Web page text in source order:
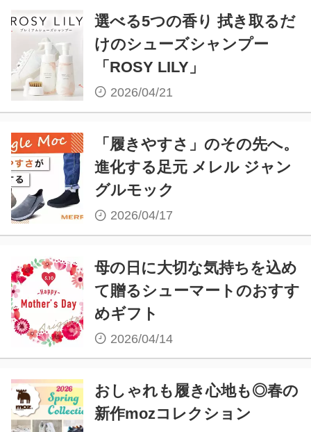
選べる5つの香り 拭き取るだ
けのシューズシャンプー
「ROSY LILY」
2026/04/21
「履きやすさ」のその先へ。
進化する足元 メレル ジャン
グルモック
2026/04/17
母の日に大切な気持ちを込め
て贈るシューマートのおすす
めギフト
2026/04/14
おしゃれも履き心地も◎春の
新作mozコレクション